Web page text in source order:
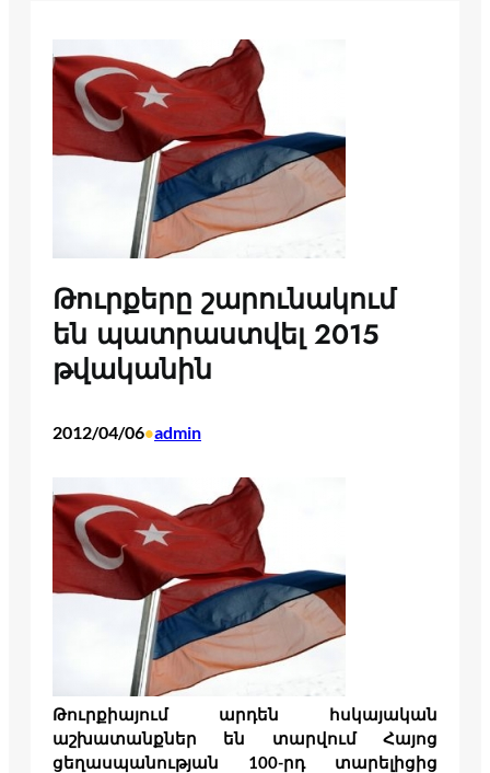
Թուրքերը շարունակում
են պատրաստվել 2015
թվականին
2012/04/06•admin
Թուրքիայում արդեն հսկայական
աշխատանքներ են տարվում Հայոց
ցեղասպանության 100-րդ տարելիցից